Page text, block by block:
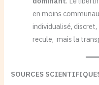
en moins
individualisé,
recule, mais la
SOURCES